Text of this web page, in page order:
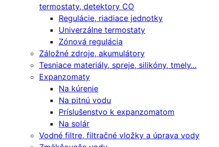
termostaty, detektory CO
Regulácie, riadiace jednotky
Univerzálne termostaty
Zónová regulácia
Záložné zdroje, akumulátory
Tesniace materiály, spreje, silikóny, tmely...
Expanzomaty
Na kúrenie
Na pitnú vodu
Príslušenstvo k expanzomatom
Na solár
Vodné filtre, filtračné vložky a úprava vody